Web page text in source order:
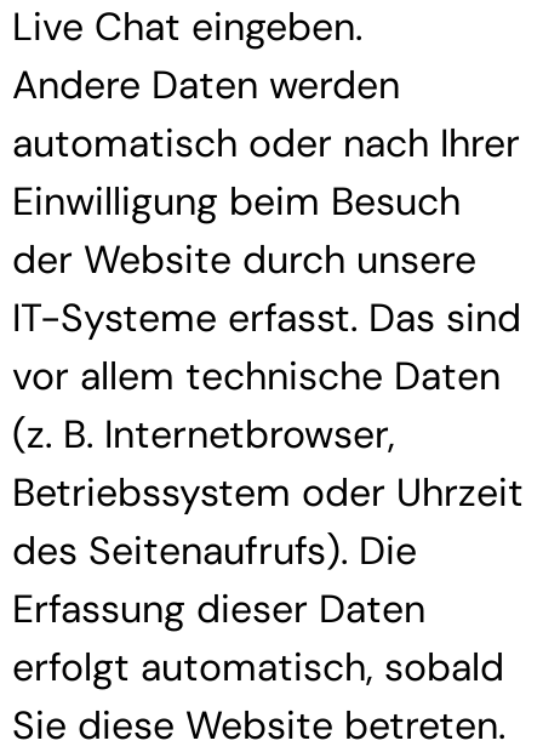
Live Chat eingeben.
Andere Daten werden
automatisch oder nach Ihrer
Einwilligung beim Besuch
der Website durch unsere
IT-Systeme erfasst. Das sind
vor allem technische Daten
(z. B. Internetbrowser,
Betriebssystem oder Uhrzeit
des Seitenaufrufs). Die
Erfassung dieser Daten
erfolgt automatisch, sobald
Sie diese Website betreten.